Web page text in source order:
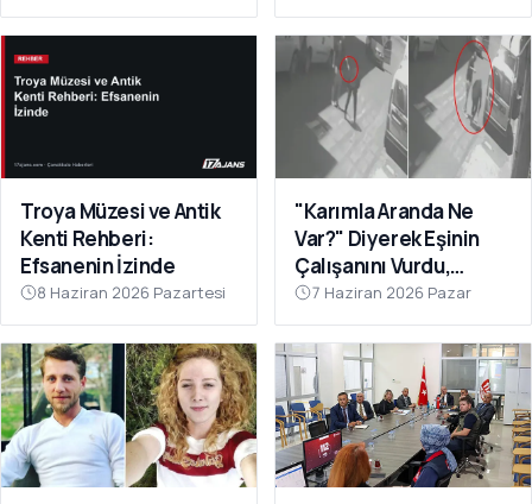
Troya Müzesi ve Antik
Kenti Rehberi:
Efsanenin İzinde
8 Haziran 2026 Pazartesi
"Karımla Aranda Ne
Var?" Diyerek Eşinin
Çalışanını Vurdu,
Çanakkale'de
Yakalandı
7 Haziran 2026 Pazar